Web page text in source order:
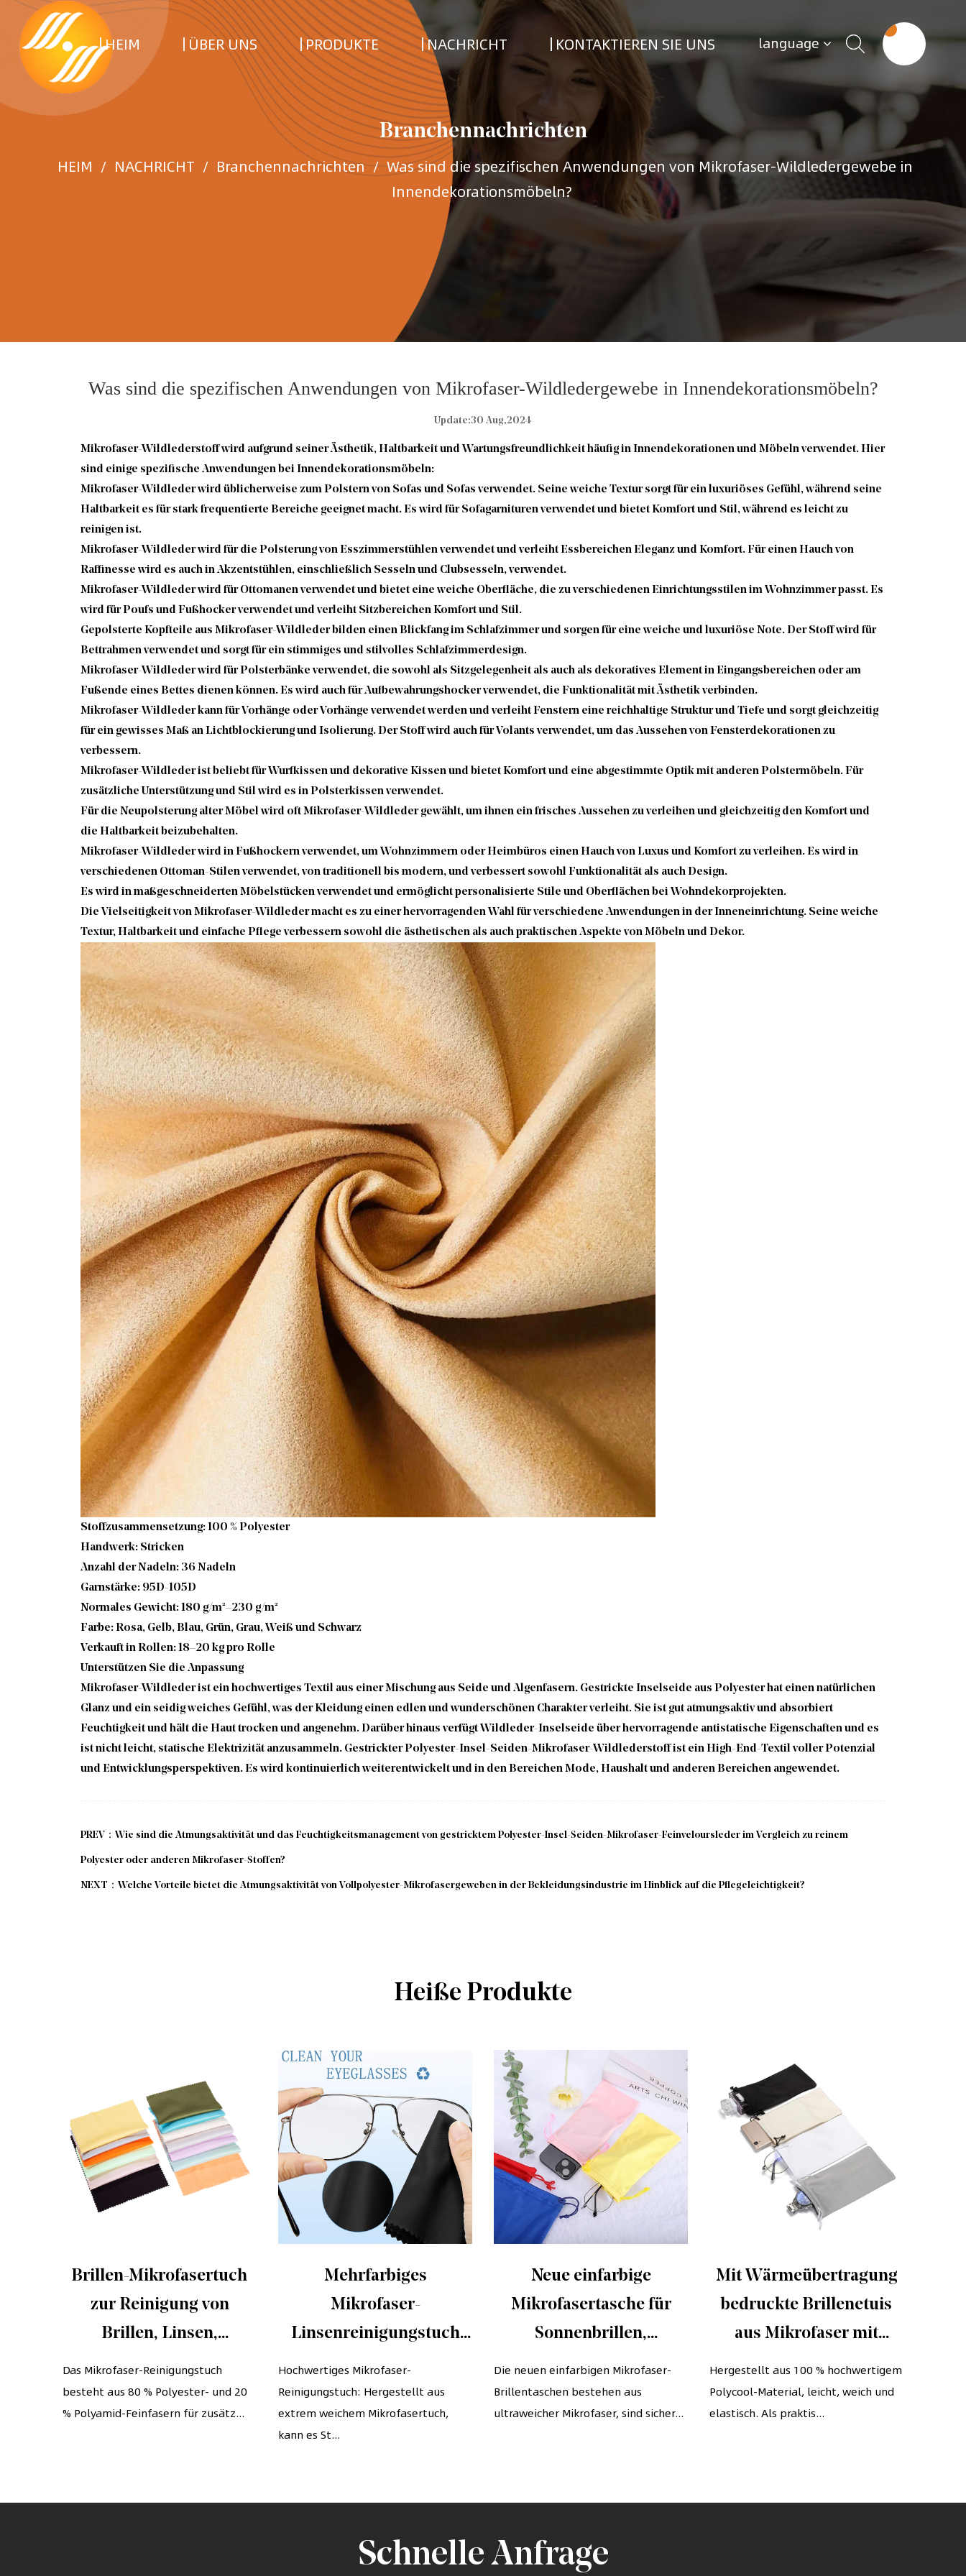
HEIM ÜBER UNS PRODUKTE NACHRICHT KONTAKTIEREN SIE UNS language
Branchennachrichten
HEIM / NACHRICHT / Branchennachrichten /Was sind die spezifischen Anwendungen von Mikrofaser-Wildledergewebe in
Innendekorationsmöbeln?
Was sind die spezifischen Anwendungen von Mikrofaser-Wildledergewebe in Innendekorationsmöbeln?
Update:30 Aug,2024
Mikrofaser-Wildlederstoffwird aufgrund seiner Ästhetik, Haltbarkeit und Wartungsfreundlichkeit häufig in Innendekorationen und Möbeln verwendet. Hier
sind einige spezifische Anwendungen bei Innendekorationsmöbeln:
Mikrofaser-Wildleder wird üblicherweise zum Polstern von Sofas und Sofas verwendet. Seine weiche Textur sorgt für ein luxuriöses Gefühl, während seine
Haltbarkeit es für stark frequentierte Bereiche geeignet macht. Es wird für Sofagarnituren verwendet und bietet Komfort und Stil, während es leicht zu
reinigen ist.
Mikrofaser-Wildleder wird für die Polsterung von Esszimmerstühlen verwendet und verleiht Essbereichen Eleganz und Komfort. Für einen Hauch von
Raffinesse wird es auch in Akzentstühlen, einschließlich Sesseln und Clubsesseln, verwendet.
Mikrofaser-Wildleder wird für Ottomanen verwendet und bietet eine weiche Oberfläche, die zu verschiedenen Einrichtungsstilen im Wohnzimmer passt. Es
wird für Poufs und Fußhocker verwendet und verleiht Sitzbereichen Komfort und Stil.
Gepolsterte Kopfteile aus Mikrofaser-Wildleder bilden einen Blickfang im Schlafzimmer und sorgen für eine weiche und luxuriöse Note. Der Stoff wird für
Bettrahmen verwendet und sorgt für ein stimmiges und stilvolles Schlafzimmerdesign.
Mikrofaser-Wildleder wird für Polsterbänke verwendet, die sowohl als Sitzgelegenheit als auch als dekoratives Element in Eingangsbereichen oder am
Fußende eines Bettes dienen können. Es wird auch für Aufbewahrungshocker verwendet, die Funktionalität mit Ästhetik verbinden.
Mikrofaser-Wildleder kann für Vorhänge oder Vorhänge verwendet werden und verleiht Fenstern eine reichhaltige Struktur und Tiefe und sorgt gleichzeitig
für ein gewisses Maß an Lichtblockierung und Isolierung. Der Stoff wird auch für Volants verwendet, um das Aussehen von Fensterdekorationen zu
verbessern.
Mikrofaser-Wildleder ist beliebt für Wurfkissen und dekorative Kissen und bietet Komfort und eine abgestimmte Optik mit anderen Polstermöbeln. Für
zusätzliche Unterstützung und Stil wird es in Polsterkissen verwendet.
Für die Neupolsterung alter Möbel wird oft Mikrofaser-Wildleder gewählt, um ihnen ein frisches Aussehen zu verleihen und gleichzeitig den Komfort und
die Haltbarkeit beizubehalten.
Mikrofaser-Wildleder wird in Fußhockern verwendet, um Wohnzimmern oder Heimbüros einen Hauch von Luxus und Komfort zu verleihen. Es wird in
verschiedenen Ottoman-Stilen verwendet, von traditionell bis modern, und verbessert sowohl Funktionalität als auch Design.
Es wird in maßgeschneiderten Möbelstücken verwendet und ermöglicht personalisierte Stile und Oberflächen bei Wohndekorprojekten.
Die Vielseitigkeit von Mikrofaser-Wildleder macht es zu einer hervorragenden Wahl für verschiedene Anwendungen in der Inneneinrichtung. Seine weiche
Textur, Haltbarkeit und einfache Pflege verbessern sowohl die ästhetischen als auch praktischen Aspekte von Möbeln und Dekor.
Stoffzusammensetzung: 100 % Polyester
Handwerk: Stricken
Anzahl der Nadeln: 36 Nadeln
Garnstärke: 95D-105D
Normales Gewicht: 180 g/m²–230 g/m²
Farbe: Rosa, Gelb, Blau, Grün, Grau, Weiß und Schwarz
Verkauft in Rollen: 18–20 kg pro Rolle
Unterstützen Sie die Anpassung
Mikrofaser-Wildleder ist ein hochwertiges Textil aus einer Mischung aus Seide und Algenfasern. Gestrickte Inselseide aus Polyester hat einen natürlichen
Glanz und ein seidig weiches Gefühl, was der Kleidung einen edlen und wunderschönen Charakter verleiht. Sie ist gut atmungsaktiv und absorbiert
Feuchtigkeit und hält die Haut trocken und angenehm. Darüber hinaus verfügt Wildleder-Inselseide über hervorragende antistatische Eigenschaften und es
ist nicht leicht, statische Elektrizität anzusammeln. Gestrickter Polyester-Insel-Seiden-Mikrofaser-Wildlederstoff ist ein High-End-Textil voller Potenzial
und Entwicklungsperspektiven. Es wird kontinuierlich weiterentwickelt und in den Bereichen Mode, Haushalt und anderen Bereichen angewendet.
PREV：Wie sind die Atmungsaktivität und das Feuchtigkeitsmanagement von gestricktem Polyester-Insel-Seiden-Mikrofaser-Feinveloursleder im Vergleich zu reinem
Polyester oder anderen Mikrofaser-Stoffen?
NEXT：Welche Vorteile bietet die Atmungsaktivität von Vollpolyester-Mikrofasergeweben in der Bekleidungsindustrie im Hinblick auf die Pflegeleichtigkeit?
Heiße Produkte
Brillen-Mikrofasertuch
zur Reinigung von
Brillen, Linsen,
Mobiltelefonen,
Bildschirmen, Kameras,
Besteck und allen
Das Mikrofaser-Reinigungstuch
besteht aus 80 % Polyester- und 20
% Polyamid-Feinfasern für zusätz...
Mehrfarbiges
Mikrofaser-
Linsenreinigungstuch
für Laptops, LCD-TV-
Bildschirme, Brillen,
Kameraobjektive,
Hochwertiges Mikrofaser-
Reinigungstuch: Hergestellt aus
extrem weichem Mikrofasertuch,
kann es St...
Neue einfarbige
Mikrofasertasche für
Sonnenbrillen,
Brillenetuis mit
Kordelzug
Die neuen einfarbigen Mikrofaser-
Brillentaschen bestehen aus
ultraweicher Mikrofaser, sind sicher...
Mit Wärmeübertragung
bedruckte Brillenetuis
aus Mikrofaser mit
doppeltem Kordelzug
und Handy-
Aufbewahrungstasche
Hergestellt aus 100 % hochwertigem
Polycool-Material, leicht, weich und
elastisch. Als praktis...
Schnelle Anfrage